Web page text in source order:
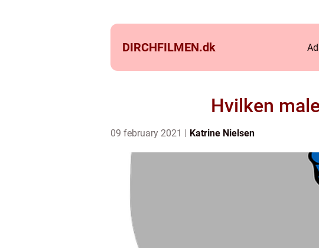
DIRCHFILMEN.dk
Hvilken
09 february 2021 Katrine Nielsen